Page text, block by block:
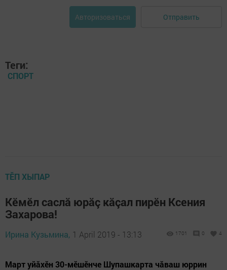
Авторизоваться Отправить
Теги:
СПОРТ
ТӖП ХЫПАР
Кӗмӗл саслă юрăç кăçал пирӗн Ксения
Захарова!
Ирина Кузьмина, 1 April 2019 - 13:13 1701 0 4
Март уйăхӗн 30-мӗшӗнче Шупашкарта чăваш юррин